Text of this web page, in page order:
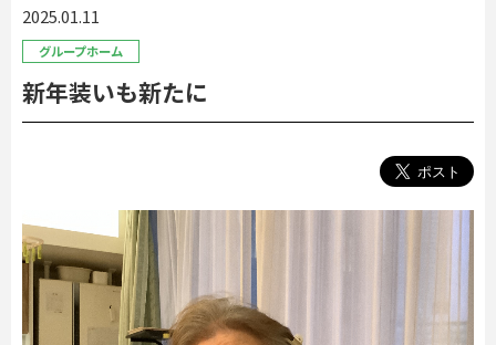
2025.01.11
グループホーム
新年装いも新たに